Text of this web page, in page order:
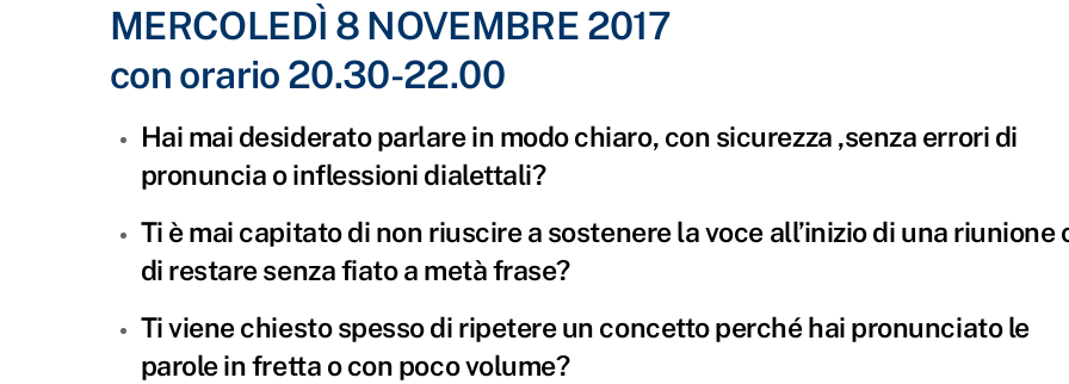
MERCOLEDÌ 8 NOVEMBRE 2017
con orario 20.30-22.00
Hai mai desiderato parlare in modo chiaro, con sicurezza ,senza errori di
pronuncia o inflessioni dialettali?
Ti è mai capitato di non riuscire a sostenere la voce all’inizio di una riunione
di restare senza fiato a metà frase?
Ti viene chiesto spesso di ripetere un concetto perché hai pronunciato le
parole in fretta o con poco volume?